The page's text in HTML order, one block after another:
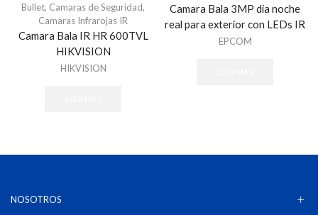
Bullet, Camaras de Seguridad,
Camaras Infrarojas IR
Camara Bala IR HR 600TVL
HIKVISION
HIKVISION
Camara Bala 3MP dia noche
real para exterior con LEDs IR
EPCOM
NOSOTROS